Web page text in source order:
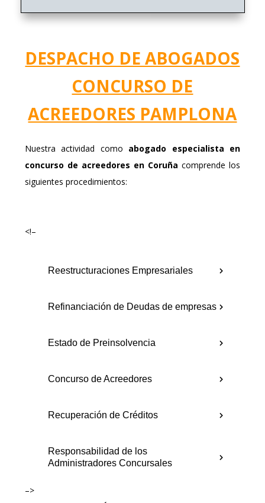
DESPACHO DE ABOGADOS
CONCURSO DE
ACREEDORES PAMPLONA
Nuestra actividad como abogado especialista en
concurso de acreedores en Coruña comprende los
siguientes procedimientos:
<!–
Reestructuraciones Empresariales
Refinanciación de Deudas de empresas
Estado de Preinsolvencia
Concurso de Acreedores
Recuperación de Créditos
Responsabilidad de los
Administradores Concursales
–>